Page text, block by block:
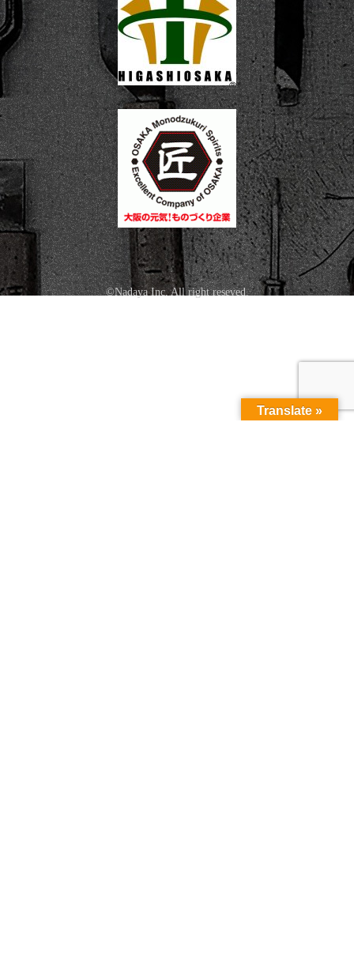
©Nadaya Inc. All right reseved.
Translate »